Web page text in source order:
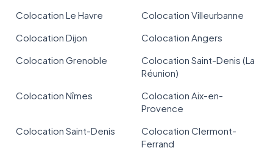
Colocation Le Havre
Colocation Villeurbanne
Colocation Dijon
Colocation Angers
Colocation Grenoble
Colocation Saint-Denis (La
Réunion)
Colocation Nîmes
Colocation Aix-en-
Provence
Colocation Saint-Denis
Colocation Clermont-
Ferrand